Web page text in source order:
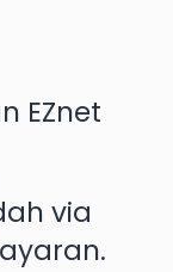
EZnet
via